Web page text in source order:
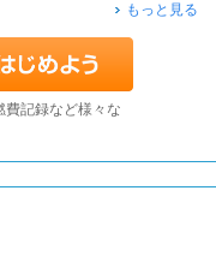
もっと見る
費記録など様々な